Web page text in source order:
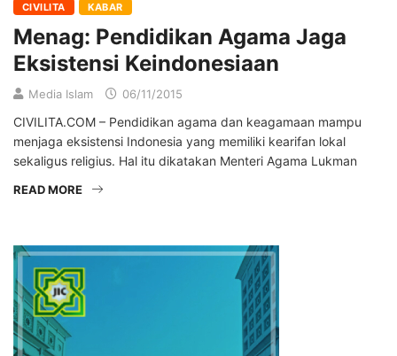
CIVILITA KABAR
Menag: Pendidikan Agama Jaga
Eksistensi Keindonesiaan
Media Islam 06/11/2015
CIVILITA.COM – Pendidikan agama dan keagamaan mampu
menjaga eksistensi Indonesia yang memiliki kearifan lokal
sekaligus religius. Hal itu dikatakan Menteri Agama Lukman
READ MORE